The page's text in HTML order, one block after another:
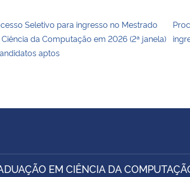
Seletivo para ingresso no Mestrado
da Computação em 2026 (2ª janela)
aptos
EM CIÊNCIA DA